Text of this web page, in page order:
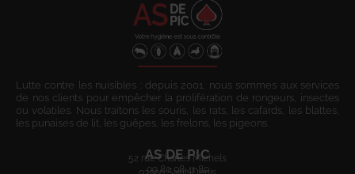
Lutte contre les nuisibles : depuis 2001, nous sommes aux services
de nos clients pour empêcher la prolifération de rongeurs, insectes
ou volatiles. Nous traitons les souris, les rats, les cafards, les blattes,
les punaises de lit, les guêpes, les frelons, les pigeons.
AS DE PIC
52 rue Charles Michels
09 80 08 41 80